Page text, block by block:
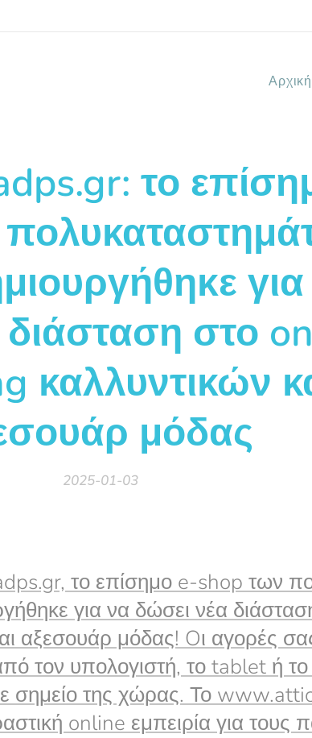
Αρχική
το
στο
καλλυντικών
μόδας
2025-01-03
το επίσημο e-shop των
για να δώσει νέα
αξεσουάρ μόδας! Oι αγορές
τον υπολογιστή, το tablet ή
σημείο της χώρας. Το
online εμπειρία για τους